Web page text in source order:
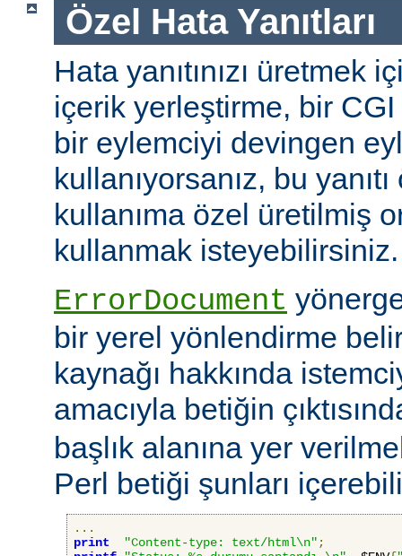
Özel Hata Yanıtları
Hata yanıtınızı üretmek
içerik yerleştirme, bir
bir eylemciyi devingen
kullanıyorsanız, bu
kullanıma özel üretilmiş
kullanmak isteyebilirsiniz.
ErrorDocument
bir yerel yönlendirme
kaynağı hakkında
amacıyla betiğin
başlık alanına yer
Perl betiği şunları
...
print
"Content-type: text/html\n";